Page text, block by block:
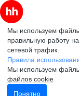
Мы используем
правильную работу
сетевой трафик.
Правила
Мы используем
файлов cookie
Понятно